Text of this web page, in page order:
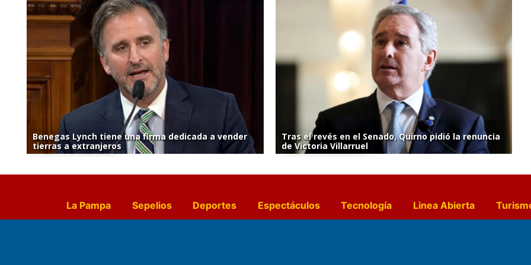
Benegas Lynch tiene una firma dedicada a vender
tierras a extranjeros
Tras el revés en el Senado, Quirno pidió la renuncia
de Victoria Villarruel
La Pampa Sepelios Deportes Espectáculos Tecnología Linea Abierta